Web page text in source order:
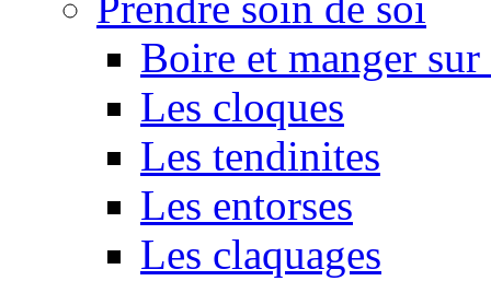
Boire et manger
Les cloques
Les tendinites
Les entorses
Les claquages